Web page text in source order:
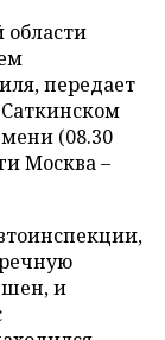
области
передает
(08.30
Москва –
и